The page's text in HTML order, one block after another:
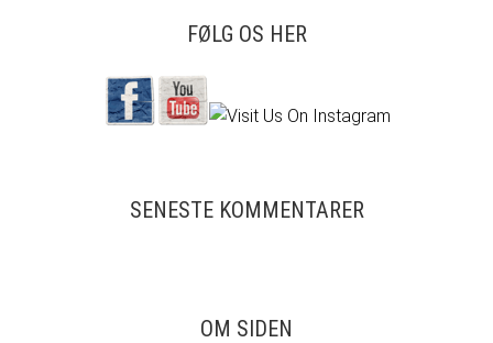
FØLG OS HER
SENESTE KOMMENTARER
OM SIDEN